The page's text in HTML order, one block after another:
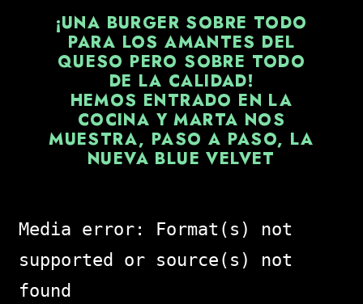
¡UNA BURGER SOBRE TODO
PARA LOS AMANTES DEL
QUESO PERO SOBRE TODO
DE LA CALIDAD!
HEMOS ENTRADO EN LA
COCINA Y MARTA NOS
MUESTRA, PASO A PASO, LA
NUEVA BLUE VELVET
Media error: Format(s) not
supported or source(s) not
found